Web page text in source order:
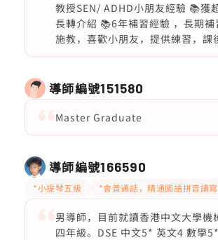
教授SEN/ ADHD小朋友經驗 📚獲
長轉介紹 📚6年補習經驗 ，長期
施教，喜歡小朋友，提供練習，課
導師編號151580
Master Graduate
導師編號166590
*小提琴五級 *會普通話，精通國語拼音讀寫
男導師，目前就讀香港中文大學機
四年級。DSE 中文5* 英文4 數學